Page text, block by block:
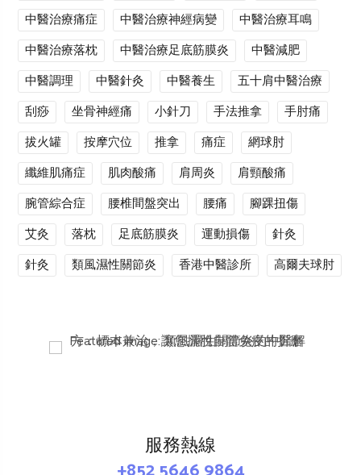
中醫治療痛症
中醫治療神經病變
中醫治療耳鳴
中醫治療落枕
中醫治療足底筋膜炎
中醫減肥
中醫調理
中醫針灸 中醫養生
五十肩中醫治療
刮痧
坐骨神經痛 小針刀 手法推拿
手肘痛
拔火罐
按摩穴位 推拿 痛症
網球肘
纖維肌痛症
肌肉酸痛 肩周炎
肩頸酸痛
腕管綜合症
腰椎間盤突出 腰痛
腳踝扭傷
艾灸
落枕 足底筋膜炎 運動損傷
針灸
針灸
類風濕性關節炎 香港中醫診所 高爾夫球肘
服務熱線